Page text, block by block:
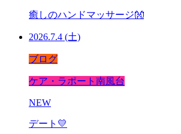
癒しのハンドマッサージ👐
2026.7.4 (土)
ブログ
ケア・ラポート南風台
NEW
デート💛